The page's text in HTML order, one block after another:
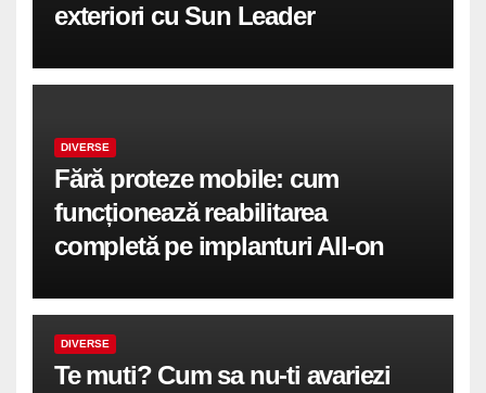
exteriori cu Sun Leader
DIVERSE
Fără proteze mobile: cum
funcționează reabilitarea
completă pe implanturi All-on
DIVERSE
Te muti? Cum sa nu-ti avariezi